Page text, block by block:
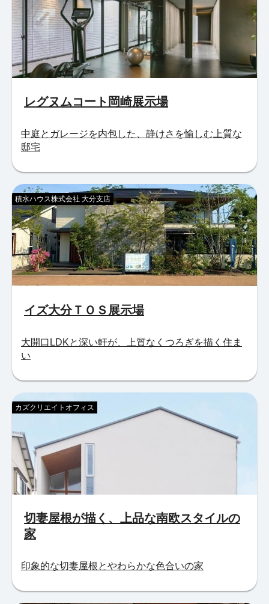
レグヌムコート岡崎展示場
中庭とガレージを内包した、静けさを愉しむ上質な
邸宅
イズ大分ＴＯＳ展示場
積水ハウス株式会社 大分支店
大開口LDKと深い軒が、上質なくつろぎを描く住ま
い
切妻屋根が描く、上品な南欧スタイルの
家
カズクリエイトオフィス
印象的な切妻屋根とやわらかな色合いの家